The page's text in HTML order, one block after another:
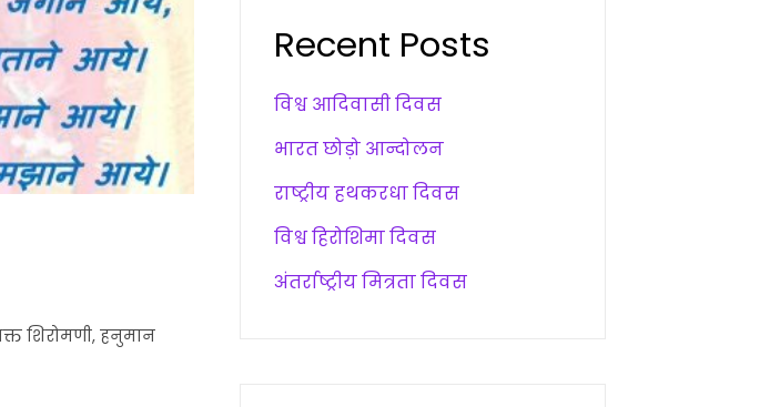
शिरोमणी, हनुमान
Recent Posts
विश्व आदिवासी दिवस
भारत छोड़ो आन्दोलन
राष्ट्रीय हथकरधा दिवस
विश्व हिरोशिमा दिवस
अंतर्राष्ट्रीय मित्रता दिवस